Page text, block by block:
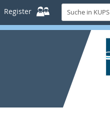
Register
Suche
in
KUPS